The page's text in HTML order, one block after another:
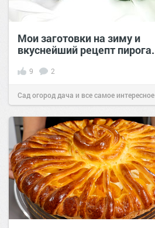
Мои заготовки на зиму и
вкуснейший рецепт пирога.
9 2
Сад огород дача и все самое интересное
11 апр 2016